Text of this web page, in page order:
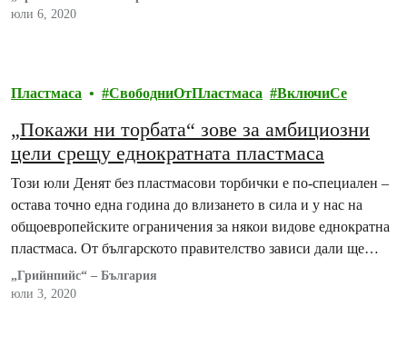
юли 6, 2020
Пластмаса СвободниОтПластмаса ВключиСе
„Покажи ни торбата“ зове за амбициозни
цели срещу еднократната пластмаса
Този юли Денят без пластмасови торбички е по-специален –
остава точно една година до влизането в сила и у нас на
общоевропейските ограничения за някои видове еднократна
пластмаса. От българското правителство зависи дали ще
предприеме сериозни мерки, вместо обичайното минимално
и формално изпълнение на европейските изисквания.
„Грийнпийс“ – България
юли 3, 2020